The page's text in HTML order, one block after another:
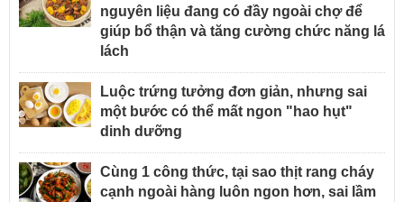
nguyên liệu đang có đầy ngoài chợ để
giúp bổ thận và tăng cường chức năng lá
lách
Luộc trứng tưởng đơn giản, nhưng sai
một bước có thể mất ngon "hao hụt"
dinh dưỡng
Cùng 1 công thức, tại sao thịt rang cháy
cạnh ngoài hàng luôn ngon hơn, sai lầm